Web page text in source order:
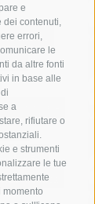
e
contenuti,
errori,
le
da altre fonti
in base alle
a
rifiutare o
e strumenti
le tue
momento
incidente
municipale
treni
de luca